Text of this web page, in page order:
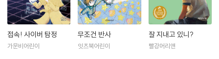
접속! 사이버 탐정
가문비어린이
무조건 반사
잇츠북어린이
잘 지내고 있니?
빨강머리앤